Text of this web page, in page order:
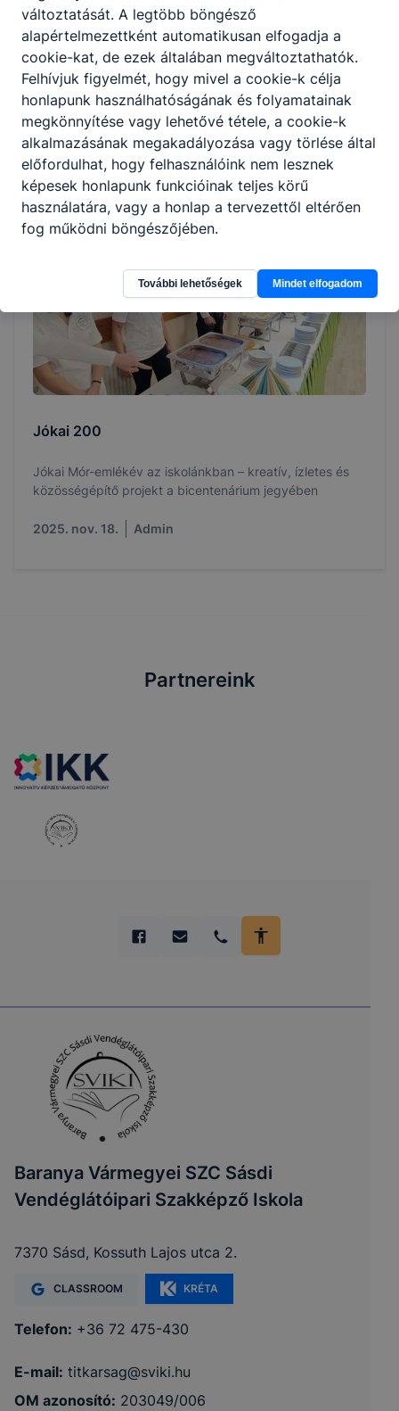
Rendkívüli felvételi eljárás a 2026/2027. tanévre
A Baranya Vármegyei SZC Sásdi Vendéglátóipari
Szakképző Iskola a 2025/26-os tanévre rendkívüli
felvételi eljárást hirdet.
2026. máj. 10.
Jókai 200
Jókai Mór-emlékév az iskolánkban – kreatív, ízletes és
közösségépítő projekt a bicentenárium jegyében
2025. nov. 18. Admin
Partnereink
Baranya Vármegyei SZC Sásdi
Vendéglátóipari Szakképző Iskola
7370 Sásd, Kossuth Lajos utca 2.
CLASSROOM KRÉTA
Telefon: +36 72 475-430
E-mail: titkarsag@sviki.hu
OM azonosító: 203049/006
változtatását. A legtöbb böngésző
alapértelmezettként automatikusan elfogadja a
cookie-kat, de ezek általában megváltoztathatók.
Felhívjuk figyelmét, hogy mivel a cookie-k célja
honlapunk használhatóságának és folyamatainak
megkönnyítése vagy lehetővé tétele, a cookie-k
alkalmazásának megakadályozása vagy törlése által
előfordulhat, hogy felhasználóink nem lesznek
képesek honlapunk funkcióinak teljes körű
használatára, vagy a honlap a tervezettől eltérően
fog működni böngészőjében.
További lehetőségek Mindet elfogadom